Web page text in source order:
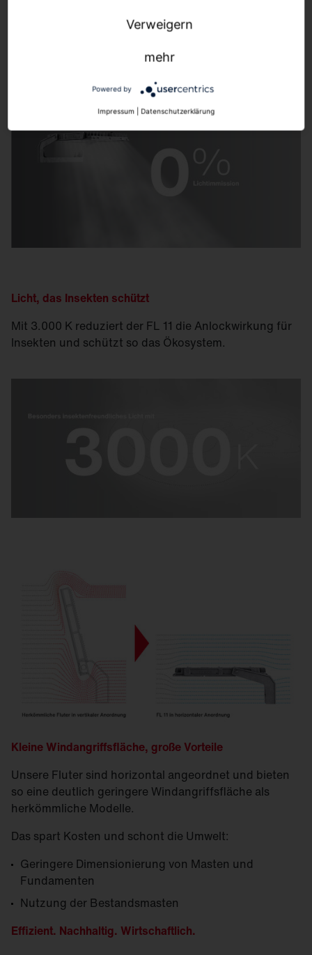
präzise Ausleuchtung – ohne Streuung und ohne
Licht, das Insekten schützt
Mit 3.000 K reduziert der FL 11 die Anlockwirkung für
Insekten und schützt so das Ökosystem.
Kleine Windangriffsfläche, große Vorteile
Unsere Fluter sind horizontal angeordnet und bieten
so eine deutlich geringere Windangriffsfläche als
herkömmliche Modelle.
Das spart Kosten und schont die Umwelt:
Geringere Dimensionierung von Masten und
Fundamenten
Nutzung der Bestandsmasten
Effizient. Nachhaltig. Wirtschaftlich.
Verweigern
mehr
Powered by
Impressum Datenschutzerklärung